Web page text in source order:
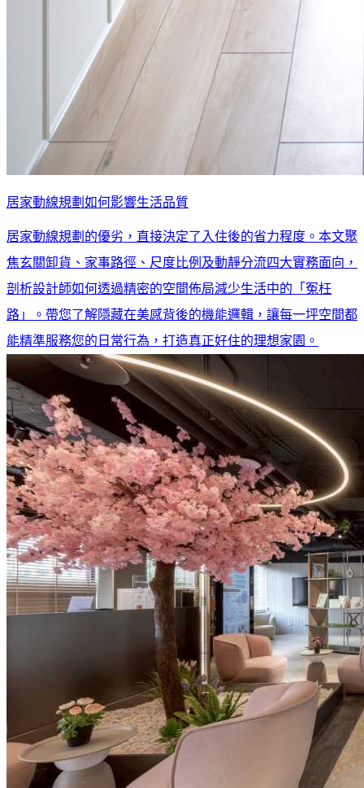
居家動線規劃如何影響生活品質
居家動線規劃的優劣，直接決定了入住後的省力程度。本文聚
焦玄關卸貨、家事路徑、尺度比例及動靜分流四大實務面向，
剖析設計師如何透過精密的空間佈局減少生活中的「冤枉
路」。帶您了解隱藏在美感背後的機能邏輯，讓每一坪空間都
能精準服務您的日常行為，打造真正好住的理想家園。